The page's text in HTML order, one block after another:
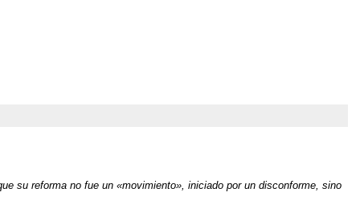
su reforma no fue un «movimiento», iniciado por un disconforme, sino